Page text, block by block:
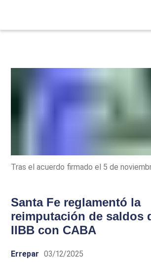
Tras el acuerdo firmado el 5 de
Santa Fe reglamentó la
reimputación de saldos
IIBB con CABA
Errepar 03/12/2025